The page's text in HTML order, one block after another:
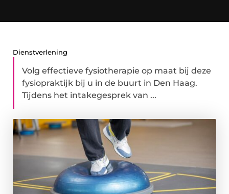
Dienstverlening
Volg effectieve fysiotherapie op maat bij deze
fysiopraktijk bij u in de buurt in Den Haag.
Tijdens het intakegesprek van ...